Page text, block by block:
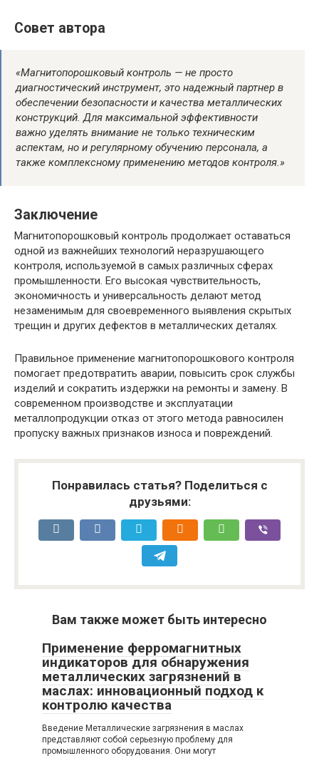
Совет автора
«Магнитопорошковый контроль — не просто
диагностический инструмент, это надежный партнер в
обеспечении безопасности и качества металлических
конструкций. Для максимальной эффективности
важно уделять внимание не только техническим
аспектам, но и регулярному обучению персонала, а
также комплексному применению методов контроля.»
Заключение
Магнитопорошковый контроль продолжает оставаться
одной из важнейших технологий неразрушающего
контроля, используемой в самых различных сферах
промышленности. Его высокая чувствительность,
экономичность и универсальность делают метод
незаменимым для своевременного выявления скрытых
трещин и других дефектов в металлических деталях.
Правильное применение магнитопорошкового контроля
помогает предотвратить аварии, повысить срок службы
изделий и сократить издержки на ремонты и замену. В
современном производстве и эксплуатации
металлопродукции отказ от этого метода равносилен
пропуску важных признаков износа и повреждений.
Понравилась статья? Поделиться с
друзьями:
Вам также может быть интересно
Применение ферромагнитных
индикаторов для обнаружения
металлических загрязнений в
маслах: инновационный подход к
контролю качества
Введение Металлические загрязнения в маслах
представляют собой серьезную проблему для
промышленного оборудования. Они могут